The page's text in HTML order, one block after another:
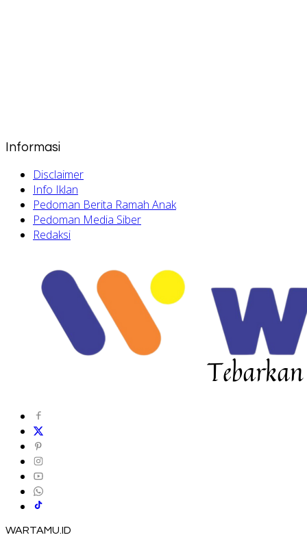
Informasi
Disclaimer
Info Iklan
Pedoman Berita Ramah Anak
Pedoman Media Siber
Redaksi
WARTAMU.ID